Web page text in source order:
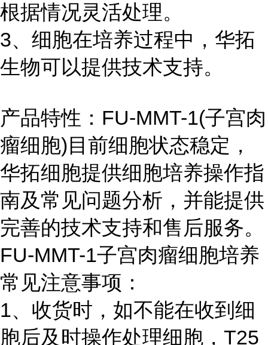
根据情况灵活处理。
3、细胞在培养过程中，华拓
生物可以提供技术支持。
产品特性：FU-MMT-1(子宫肉
瘤细胞)目前细胞状态稳定，
华拓细胞提供细胞培养操作指
南及常见问题分析，并能提供
完善的技术支持和售后服务。
FU-MMT-1子宫肉瘤细胞培养
常见注意事项：
1、收货时，如不能在收到细
胞后及时操作处理细胞，T25